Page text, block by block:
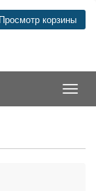
Просмотр корзины